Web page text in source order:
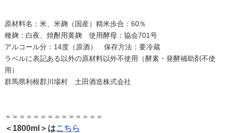
原材料名：米、米麹（国産）精米歩合：60％
種麹：白夜、焼酎用黄麹 使用酵母：協会701号
アルコール分：14度（原酒） 保存方法：要冷蔵
ラベルに表記ある以外の原材料以外不使用（酵素・発酵補助剤不使
用）
群馬県利根郡川場村 土田酒造株式会社
＝＝＝＝＝＝＝＝＝＝＝＝＝＝
＜1800ml＞はこちら